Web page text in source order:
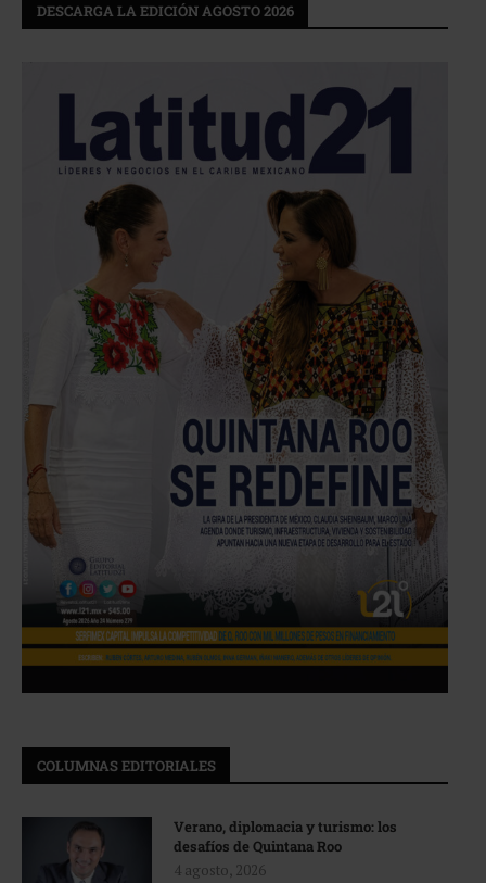
DESCARGA LA EDICIÓN AGOSTO 2026
COLUMNAS EDITORIALES
Verano, diplomacia y turismo: los
desafíos de Quintana Roo
4 agosto, 2026